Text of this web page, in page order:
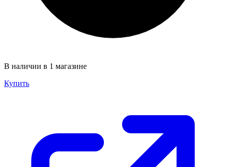
В наличии в 1 магазине
Купить